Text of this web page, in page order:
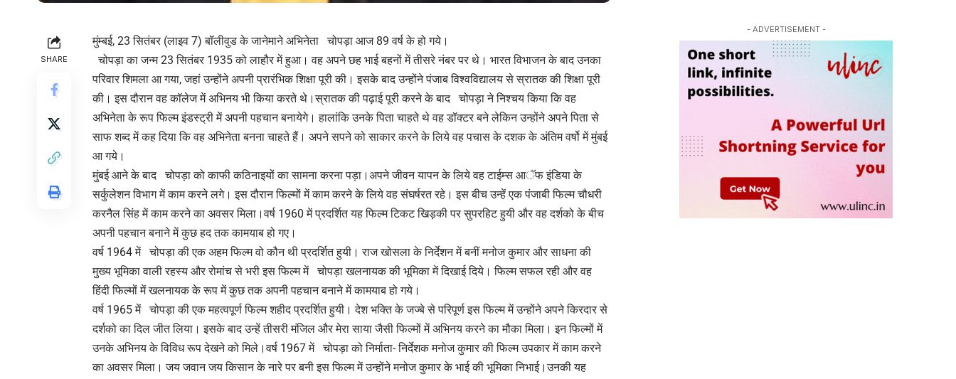
SHARE
मुंम्बई, 23 सितंबर (लाइव 7) बॉलीवुड के जानेमाने अभिनेता चोपड़ा आज 89 वर्ष के हो गये।
चोपड़ा का जन्म 23 सितंबर 1935 को लाहौर में हुआ। वह अपने छह भाई बहनों में तीसरे नंबर पर थे। भारत विभाजन के बाद उनका
परिवार शिमला आ गया, जहां उन्होंने अपनी प्रारंभिक शिक्षा पूरी की। इसके बाद उन्होंने पंजाब विश्वविद्यालय से स्रातक की शिक्षा पूरी
की। इस दौरान वह कॉलेज में अभिनय भी किया करते थे।स्रातक की पढ़ाई पूरी करने के बाद चोपड़ा ने निश्चय किया कि वह
अभिनेता के रूप फिल्म इंडस्ट्री में अपनी पहचान बनायेगे। हालांकि उनके पिता चाहते थे वह डॉक्टर बने लेकिन उन्होंने अपने पिता से
साफ शब्द में कह दिया कि वह अभिनेता बनना चाहते हैं। अपने सपने को साकार करने के लिये वह पचास के दशक के अंतिम वर्षो में मुंबई
आ गये।
मुंबई आने के बाद चोपड़ा को काफी कठिनाइयों का सामना करना पड़ा।अपने जीवन यापन के लिये वह टाईम्स आॅफ इंडिया के
सर्कुलेशन विभाग में काम करने लगे। इस दौरान फिल्मों में काम करने के लिये वह संघर्षरत रहे। इस बीच उन्हें एक पंजाबी फिल्म चौधरी
करनैल सिंह में काम करने का अवसर मिला।वर्ष 1960 में प्रदर्शित यह फिल्म टिकट खिड़की पर सुपरहिट हुयी और वह दर्शको के बीच
अपनी पहचान बनाने में कुछ हद तक कामयाब हो गए।
वर्ष 1964 में चोपड़ा की एक अहम फिल्म वो कौन थी प्रदर्शित हुयी। राज खोसला के निर्देशन में बनीं मनोज कुमार और साधना की
मुख्य भूमिका वाली रहस्य और रोमांच से भरी इस फिल्म में चोपड़ा खलनायक की भूमिका में दिखाई दिये। फिल्म सफल रही और वह
हिंदी फिल्मों में खलनायक के रूप में कुछ तक अपनी पहचान बनाने में कामयाब हो गये।
वर्ष 1965 में चोपड़ा की एक महत्वपूर्ण फिल्म शहीद प्रदर्शित हुयी। देश भक्ति के जज्बे से परिपूर्ण इस फिल्म में उन्होंने अपने किरदार से
दर्शको का दिल जीत लिया। इसके बाद उन्हें तीसरी मंजिल और मेरा साया जैसी फिल्मों में अभिनय करने का मौका मिला। इन फिल्मों में
उनके अभिनय के विविध रूप देखने को मिले।वर्ष 1967 में चोपड़ा को निर्माता- निर्देशक मनोज कुमार की फिल्म उपकार में काम करने
का अवसर मिला। जय जवान जय किसान के नारे पर बनी इस फिल्म में उन्होंने मनोज कुमार के भाई की भूमिका निभाई।उनकी यह
- ADVERTISEMENT -